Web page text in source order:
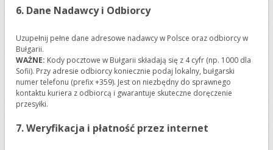
6. Dane Nadawcy i Odbiorcy
Uzupełnij pełne dane adresowe nadawcy w Polsce oraz odbiorcy w
Bułgarii.
WAŻNE: Kody pocztowe w Bułgarii składają się z 4 cyfr (np. 1000 dla
Sofii). Przy adresie odbiorcy koniecznie podaj lokalny, bułgarski
numer telefonu (prefix +359). Jest on niezbędny do sprawnego
kontaktu kuriera z odbiorcą i gwarantuje skuteczne doręczenie
przesyłki.
7. Weryfikacja i płatność przez internet